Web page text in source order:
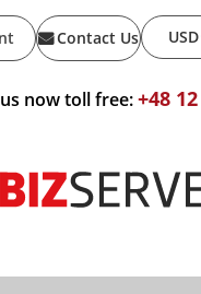
USD
Contact Us
now toll free:+48